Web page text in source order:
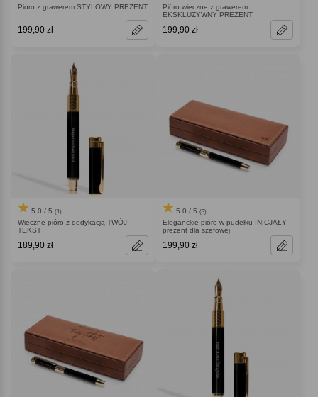
Pióro z grawerem STYLOWY PREZENT
199,90 zł
Pióro wieczne z grawerem
EKSKLUZYWNY PREZENT
199,90 zł
5.0 / 5 (1)
Wieczne pióro z dedykacją TWÓJ
TEKST
189,90 zł
5.0 / 5 (3)
Eleganckie pióro w pudełku INICJAŁY
prezent dla szefowej
199,90 zł